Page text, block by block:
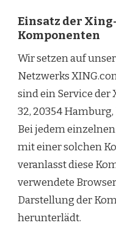
Einsatz der
Komponenten
Wir setzen auf
Netzwerks
sind ein Service der
32, 20354
Bei jedem
mit einer solchen
veranlasst diese
verwendete
Darstellung der
herunterlädt.